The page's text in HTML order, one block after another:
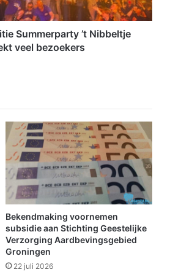
Summerparty ’t Nibbeltje
veel bezoekers
Bekendmaking voornemen
subsidie aan Stichting Geestelijke
Verzorging Aardbevingsgebied
Groningen
22 juli 2026